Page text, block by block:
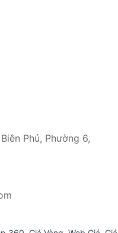
Phủ, Phường 6,